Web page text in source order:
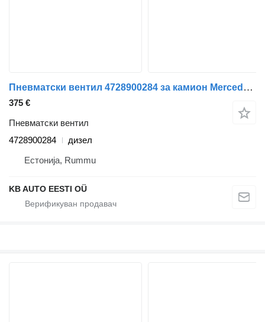
Пневматски вентил 4728900284 за камион Mercedes-Benz Actros MP4 Antos Arocs (2012-)
375 €
Пневматски вентил
4728900284
дизел
Естонија, Rummu
KB AUTO EESTI OÜ